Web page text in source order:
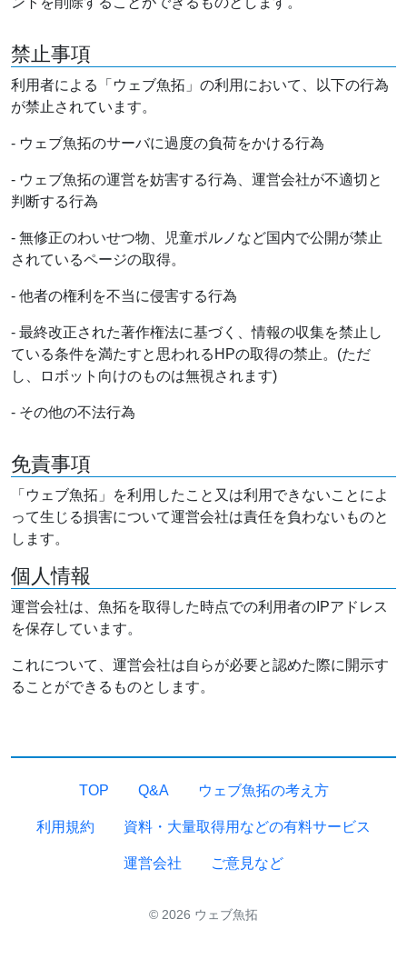
禁止事項
利用者による「ウェブ魚拓」の利用において、以下の行為
が禁止されています。
- ウェブ魚拓のサーバに過度の負荷をかける行為
- ウェブ魚拓の運営を妨害する行為、運営会社が不適切と
判断する行為
- 無修正のわいせつ物、児童ポルノなど国内で公開が禁止
されているページの取得。
- 他者の権利を不当に侵害する行為
- 最終改正された著作権法に基づく、情報の収集を禁止し
ている条件を満たすと思われるHPの取得の禁止。(ただ
し、ロボット向けのものは無視されます)
- その他の不法行為
免責事項
「ウェブ魚拓」を利用したこと又は利用できないことによ
って生じる損害について運営会社は責任を負わないものと
します。
個人情報
運営会社は、魚拓を取得した時点での利用者のIPアドレス
を保存しています。
これについて、運営会社は自らが必要と認めた際に開示す
ることができるものとします。
TOP Q&A ウェブ魚拓の考え方
利用規約 資料・大量取得用などの有料サービス
運営会社 ご意見など
© 2026 ウェブ魚拓